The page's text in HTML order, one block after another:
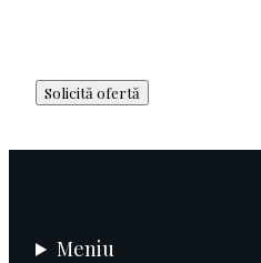
Solicită ofertă
Meniu